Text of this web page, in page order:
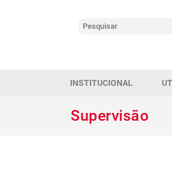
INSTITUCIONAL
Supervisão